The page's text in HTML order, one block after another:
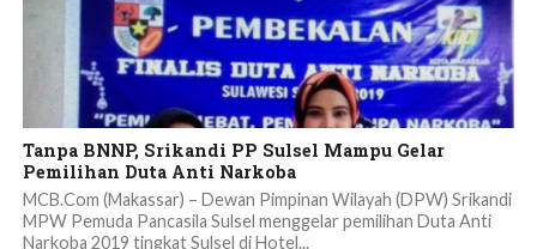
Tanpa BNNP, Srikandi PP Sulsel Mampu Gelar
Pemilihan Duta Anti Narkoba
MCB.Com (Makassar) – Dewan Pimpinan Wilayah (DPW) Srikandi
MPW Pemuda Pancasila Sulsel menggelar pemilihan Duta Anti
Narkoba 2019 tingkat Sulsel di Hotel...